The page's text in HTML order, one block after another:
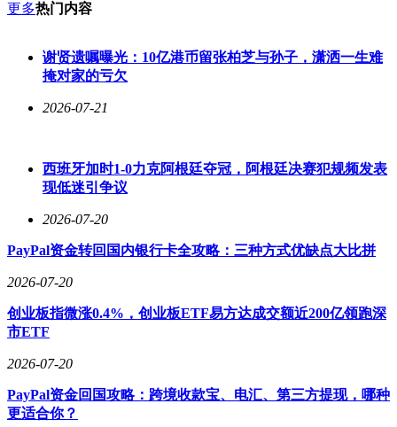
再次提醒所有交通参与者，无论何时何地，上车后规范系好安
内化于心、外化于行，才能真正构建起安全的交通环境。
更多热门内容
谢贤遗嘱曝光：10亿港币留张柏芝与孙子，潇洒一生难
掩对家的亏欠
2026-07-21
西班牙加时1-0力克阿根廷夺冠，阿根廷决赛犯规频发表
现低迷引争议
2026-07-20
PayPal资金转回国内银行卡全攻略：三种方式优缺点大比拼
2026-07-20
创业板指微涨0.4%，创业板ETF易方达成交额近200亿领跑深
市ETF
2026-07-20
PayPal资金回国攻略：跨境收款宝、电汇、第三方提现，哪种
更适合你？